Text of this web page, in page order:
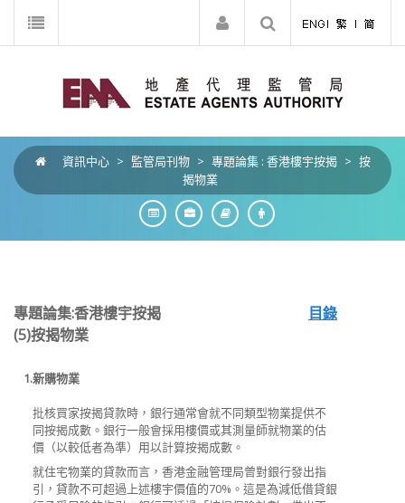
資訊中心 > 監管局刊物 > 專題論集 : 香港樓宇按揭 > 按
揭物業
專題論集:香港樓宇按揭
目錄
(5)按揭物業
1.新購物業
批核買家按揭貸款時，銀行通常會就不同類型物業提供不
同按揭成數。銀行一般會採用樓價或其測量師就物業的估
價（以較低者為準）用以計算按揭成數。
就住宅物業的貸款而言，香港金融管理局曾對銀行發出指
引，貸款不可超過上述樓宇價值的70%。這是為減低借貸銀